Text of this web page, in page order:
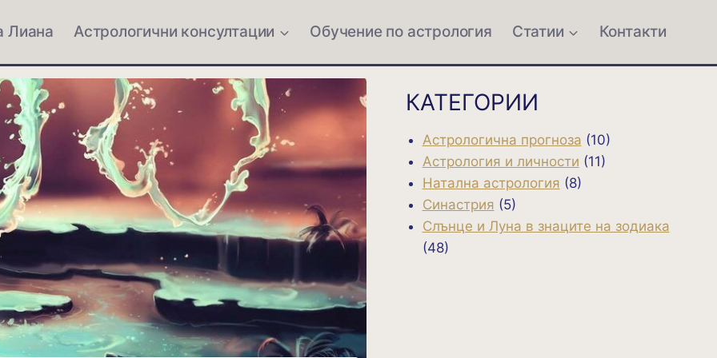
Лиана Астрологични консултации Обучение по астрология Статии Контакти
КАТЕГОРИИ
Астрологична прогноза (10)
Астрология и личности (11)
Натална астрология (8)
Синастрия (5)
Слънце и Луна в знаците на зодиака
(48)